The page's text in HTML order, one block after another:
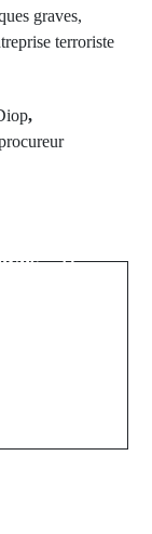
graves,
terroriste
,